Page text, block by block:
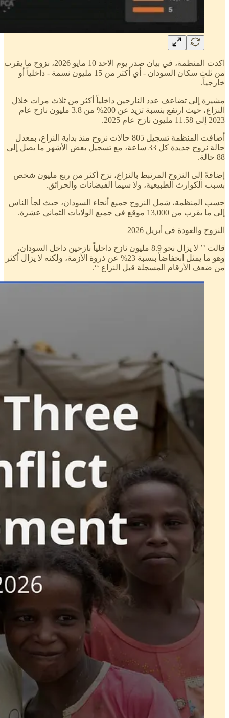
اكدت المنظمة، في بيان صدر يوم الاحد 10 مايو 2026، نزوح ما يقرب
من ثلث سكان السودان - أي أكثر من 15 مليون نسمة - داخلياً أو
خارجياً.
مشيرة إلى تضاعف عدد النازحين داخلياً أكثر من ثلاث مرات خلال
النزاع، حيث ارتفع بنسبة تزيد عن 200% من 3.8 مليون نازح عام
2023 إلى 11.58 مليون نازح عام 2025.
أضافت المنظمة تسجيل 805 حالات نزوح منذ بداية النزاع، بمعدل
حالة نزوح جديدة كل 33 ساعة، مع تسجيل بعض الأشهر ما يصل إلى
88 حالة.
إضافةً إلى النزوح المرتبط بالنزاع، نزح أكثر من ربع مليون شخص
بسبب الكوارث الطبيعية، ولا سيما الفيضانات والحرائق.
حسب المنظمة، شمل النزوح جميع أنحاء السودان، حيث لجأ الناس
إلى ما يقرب من 13,000 موقع في جميع الولايات الثماني عشرة.
النزوح والعودة في أبريل 2026
قالت ’’ لا يزال نحو 8.9 مليون نازح داخلياً نازحين داخل السودان،
وهو ما يمثل انخفاضاً بنسبة 23% عن ذروة الأزمة، ولكنه لا يزال أكثر
من ضعف الأرقام المسجلة قبل النزاع ‘‘.